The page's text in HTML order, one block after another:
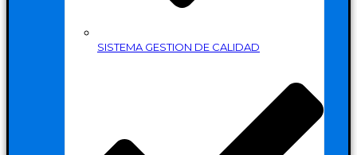
SISTEMA GESTION DE CALIDAD